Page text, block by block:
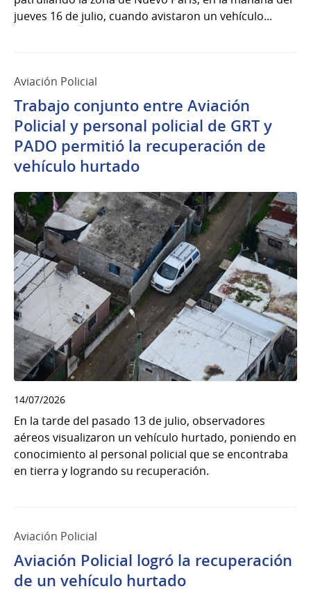
jueves 16 de julio, cuando avistaron un vehículo...
Aviación Policial
Trabajo conjunto entre Aviación
Policial y personal policial de GRT y
PADO permitió la recuperación de
vehículo hurtado
14/07/2026
En la tarde del pasado 13 de julio, observadores
aéreos visualizaron un vehículo hurtado, poniendo en
conocimiento al personal policial que se encontraba
en tierra y logrando su recuperación.
Aviación Policial
Aviación Policial logró la recuperación
de un vehículo hurtado